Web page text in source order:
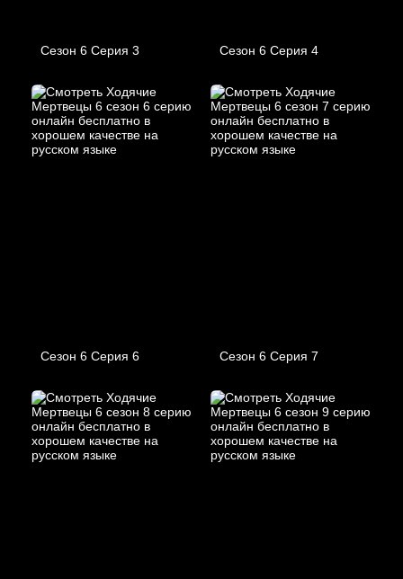
Сезон 6 Серия 3 Сезон 6 Серия 4
Сезон 6 Серия 6 Сезон 6 Серия 7